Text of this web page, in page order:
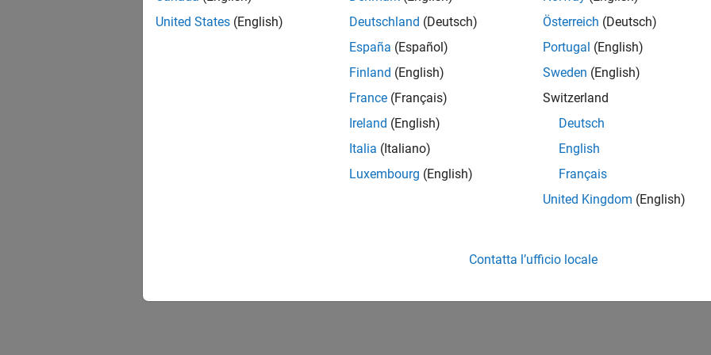
United States (English)
Deutschland (Deutsch)
España (Español)
Finland (English)
France (Français)
Ireland (English)
Italia (Italiano)
Luxembourg (English)
Österreich (Deutsch)
Portugal (English)
Sweden (English)
Switzerland
Deutsch
English
Français
United Kingdom (English)
Contatta l’ufficio locale